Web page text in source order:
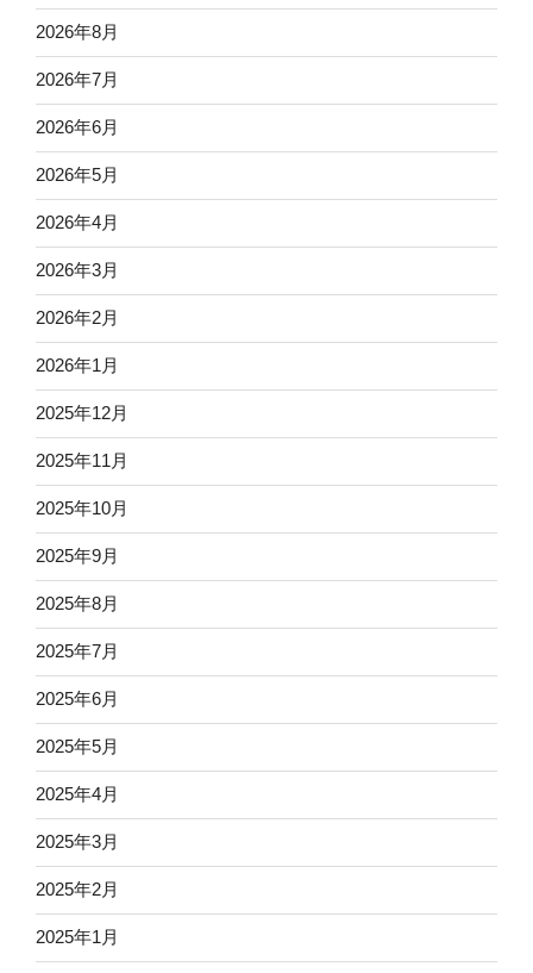
2026年8月
2026年7月
2026年6月
2026年5月
2026年4月
2026年3月
2026年2月
2026年1月
2025年12月
2025年11月
2025年10月
2025年9月
2025年8月
2025年7月
2025年6月
2025年5月
2025年4月
2025年3月
2025年2月
2025年1月